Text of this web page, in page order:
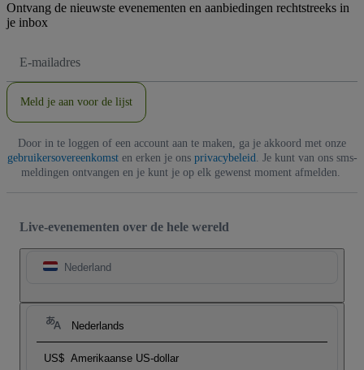
Ontvang de nieuwste evenementen en aanbiedingen rechtstreeks in
je inbox
mailadres
Meld je aan voor de lijst
Door in te loggen of een account aan te maken, ga je akkoord met onze
gebruikersovereenkomsten erken je ons privacybeleid. Je kunt van ons sms-
meldingen ontvangen en je kunt je op elk gewenst moment afmelden.
Live-evenementen over de hele wereld
Nederland
Nederlands
US$ Amerikaanse US-dollar